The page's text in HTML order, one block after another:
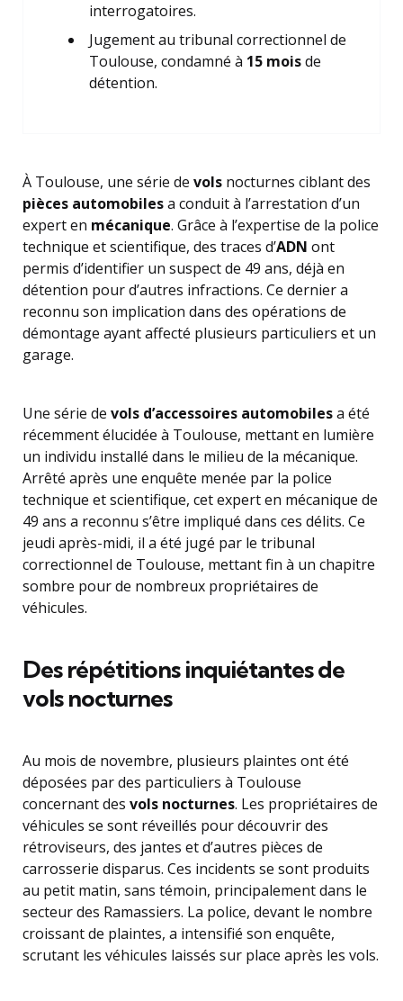
interrogatoires.
Jugement au tribunal correctionnel de
Toulouse, condamné à 15 moisde
détention.
À Toulouse, une série de vols nocturnes ciblant des
pièces automobilesa conduit à l’arrestation d’un
expert en mécanique. Grâce à l’expertise de la police
technique et scientifique, des traces d’ADN ont
permis d’identifier un suspect de 49 ans, déjà en
détention pour d’autres infractions. Ce dernier a
reconnu son implication dans des opérations de
démontage ayant affecté plusieurs particuliers et un
garage.
Une série de vols d’accessoires automobilesa été
récemment élucidée à Toulouse, mettant en lumière
un individu installé dans le milieu de la mécanique.
Arrêté après une enquête menée par la police
technique et scientifique, cet expert en mécanique de
49 ans a reconnu s’être impliqué dans ces délits. Ce
jeudi après-midi, il a été jugé par le tribunal
correctionnel de Toulouse, mettant fin à un chapitre
sombre pour de nombreux propriétaires de
véhicules.
Des répétitions inquiétantes de
vols nocturnes
Au mois de novembre, plusieurs plaintes ont été
déposées par des particuliers à Toulouse
concernant des vols nocturnes. Les propriétaires de
véhicules se sont réveillés pour découvrir des
rétroviseurs, des jantes et d’autres pièces de
carrosserie disparus. Ces incidents se sont produits
au petit matin, sans témoin, principalement dans le
secteur des Ramassiers. La police, devant le nombre
croissant de plaintes, a intensifié son enquête,
scrutant les véhicules laissés sur place après les vols.